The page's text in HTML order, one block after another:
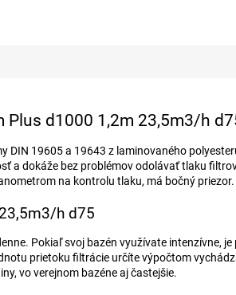
Plus d1000 1,2m 23,5m3/h
DIN 19605 a 19643 z laminovaného
a dokáže bez problémov odolávať tlaku
na kontrolu tlaku, má bočný priezor.
h d75
Pokiaľ svoj bazén využívate intenzívne,
prietoku filtrácie určíte výpočtom
vo verejnom bazéne aj častejšie.